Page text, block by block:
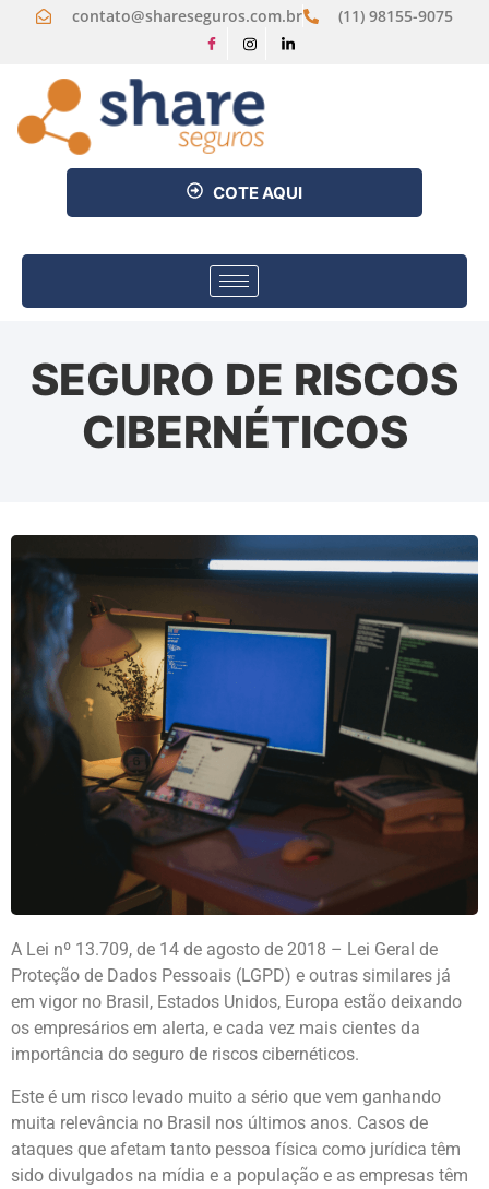
contato@shareseguros.com.br (11) 98155-9075
COTE AQUI
SEGURO DE RISCOS
CIBERNÉTICOS
A Lei nº 13.709, de 14 de agosto de 2018 – Lei Geral de
Proteção de Dados Pessoais (LGPD) e outras similares já
em vigor no Brasil, Estados Unidos, Europa estão deixando
os empresários em alerta, e cada vez mais cientes da
importância do seguro de riscos cibernéticos.
Este é um risco levado muito a sério que vem ganhando
muita relevância no Brasil nos últimos anos. Casos de
ataques que afetam tanto pessoa física como jurídica têm
sido divulgados na mídia e a população e as empresas têm